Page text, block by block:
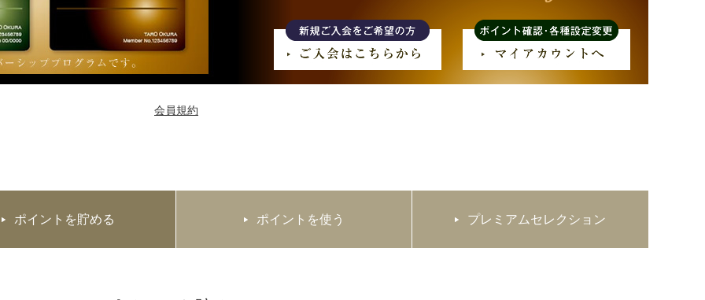
会員規約
ポイントを貯める ポイントを使う プレミアムセレクション